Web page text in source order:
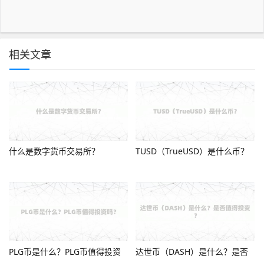
相关文章
什么是数字货币交易所？ TUSD（TrueUSD）是什么币？
PLG币是什么？PLG币值得投资
达世币（DASH）是什么？是否